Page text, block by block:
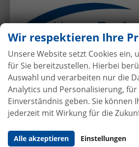
Übergabe eines EU-
Neufahrzeuges Seat
Rottmann
8.10.2016 • Auslieferungen
Wir respektieren Ihre
Unsere Website setzt Cookies ein,
für Sie bereitzustellen. Hierbei
Auswahl und verarbeiten nur die
Analytics und Personalisierung, für
Einverständnis geben. Sie können
jederzeit mit Wirkung für die
Alle akzeptieren Einstellungen
Autokaufohne Anzahlungbei
Vertragsabschluss
Beim Automobilhandel von der
maximale Sicherheit und